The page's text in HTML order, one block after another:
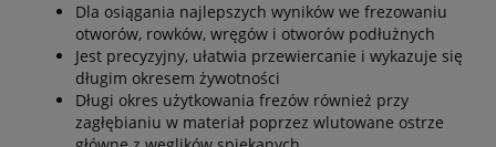
Dla osiągania najlepszych wyników we frezowaniu
otworów, rowków, wręgów i otworów podłużnych
Jest precyzyjny, ułatwia przewiercanie i wykazuje się
długim okresem żywotności
Długi okres użytkowania frezów również przy
zagłębianiu w materiał poprzez wlutowane ostrze